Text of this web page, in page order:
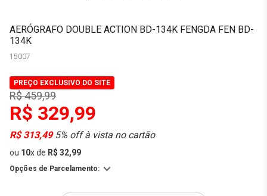
AERÓGRAFO DOUBLE ACTION BD-134K FENGDA FEN BD-
134K
15007
PREÇO EXCLUSIVO DO SITE
R$ 459,99
R$ 329,99
R$ 313,495% off à vista no cartão
ou 10xde R$ 32,99
Opções de Parcelamento: